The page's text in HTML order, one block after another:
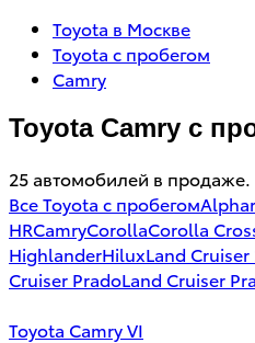
Toyota в Москве
Toyota с пробегом
Camry
Toyota Camry с
25 автомобилей в продаже.
Все Toyota с пробегом
HRCamryCorollaCorolla
HighlanderHiluxLand Cruiser
Cruiser PradoLand Cruiser
Toyota Camry VI